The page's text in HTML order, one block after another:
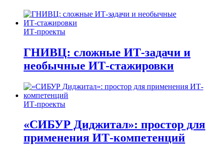
ИТ-проекты
ГНИВЦ: сложные ИТ‑задачи и
необычные ИТ‑стажировки
ИТ-проекты
«СИБУР Диджитал»: простор для
применения ИТ-компетенций